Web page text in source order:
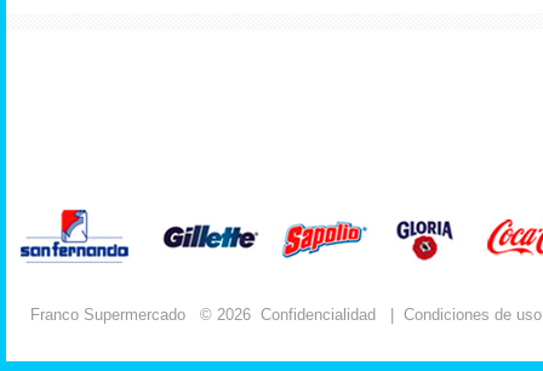
Franco Supermercado © 2026 Confidencialidad Condiciones de uso